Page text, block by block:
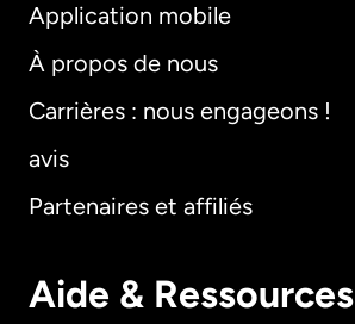
Application mobile
À propos de nous
Carrières : nous engageons !
avis
Partenaires et affiliés
Aide & Ressources